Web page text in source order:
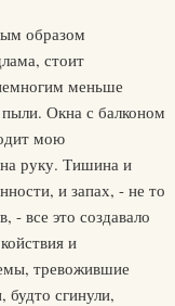
образом
стоит
меньше
Окна с балконом
мою
руку. Тишина и
и запах, - не то
- все это создавало
и
тревожившие
будто сгинули,